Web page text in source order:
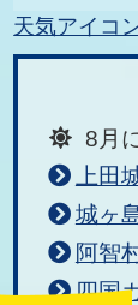
天気アイコ
8月
上田
城ヶ
阿智
四国